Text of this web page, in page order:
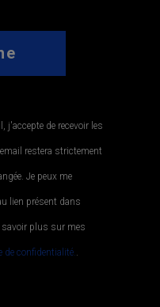
j'accepte de recevoir les
restera strictement
Je peux me
lien présent dans
savoir plus sur mes
de confidentialité..